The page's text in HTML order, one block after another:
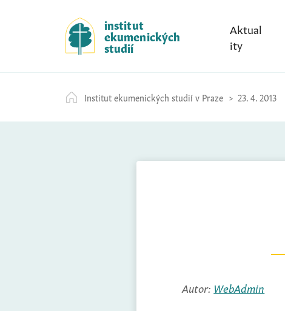
k
i
p
t
c
o
institut
ekumenických
studií
Aktual
ity
Institut ekumenických studií v Praze 23. 4. 2013
Autor: WebAdmin